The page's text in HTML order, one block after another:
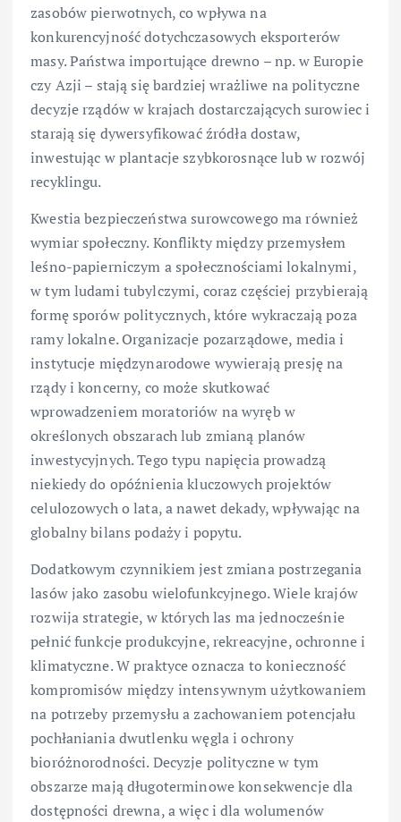
zasobów pierwotnych, co wpływa na
konkurencyjność dotychczasowych eksporterów
masy. Państwa importujące drewno – np. w Europie
czy Azji – stają się bardziej wrażliwe na polityczne
decyzje rządów w krajach dostarczających surowiec i
starają się dywersyfikować źródła dostaw,
inwestując w plantacje szybkorosnące lub w rozwój
recyklingu.
Kwestia bezpieczeństwa surowcowego ma również
wymiar społeczny. Konflikty między przemysłem
leśno-papierniczym a społecznościami lokalnymi,
w tym ludami tubylczymi, coraz częściej przybierają
formę sporów politycznych, które wykraczają poza
ramy lokalne. Organizacje pozarządowe, media i
instytucje międzynarodowe wywierają presję na
rządy i koncerny, co może skutkować
wprowadzeniem moratoriów na wyręb w
określonych obszarach lub zmianą planów
inwestycyjnych. Tego typu napięcia prowadzą
niekiedy do opóźnienia kluczowych projektów
celulozowych o lata, a nawet dekady, wpływając na
globalny bilans podaży i popytu.
Dodatkowym czynnikiem jest zmiana postrzegania
lasów jako zasobu wielofunkcyjnego. Wiele krajów
rozwija strategie, w których las ma jednocześnie
pełnić funkcje produkcyjne, rekreacyjne, ochronne i
klimatyczne. W praktyce oznacza to konieczność
kompromisów między intensywnym użytkowaniem
na potrzeby przemysłu a zachowaniem potencjału
pochłaniania dwutlenku węgla i ochrony
bioróżnorodności. Decyzje polityczne w tym
obszarze mają długoterminowe konsekwencje dla
dostępności drewna, a więc i dla wolumenów